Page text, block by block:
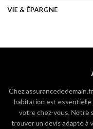
VIE & ÉPARGNE
Chez
habitation est essentielle
votre chez-vous. Notre
trouver un devis adapté à